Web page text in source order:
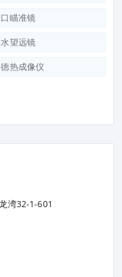
瞄准镜
望远镜
热成像仪
湾32-1-601